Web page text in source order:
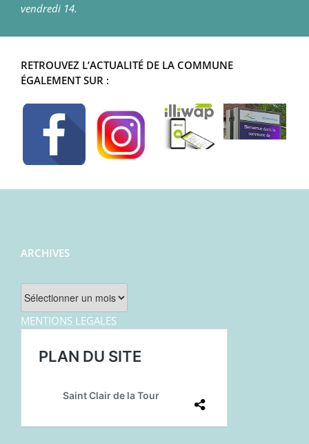
vendredi 14.
RETROUVEZ L’ACTUALITÉ DE LA COMMUNE
ÉGALEMENT SUR :
ARCHIVES
Archives
MENTIONS LEGALES